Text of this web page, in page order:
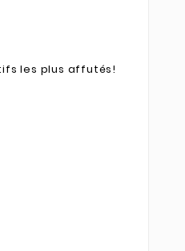
les plus affutés!